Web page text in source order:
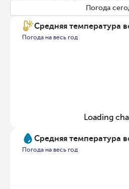
Погода
Средняя температура
Погода на весь год
Loading
Средняя температура
Погода на весь год